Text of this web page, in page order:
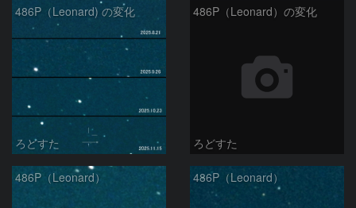
486P（Leonard) の変化
ろどすた
486P（Leonard）の変化
ろどすた
486P（Leonard） 486P（Leonard）